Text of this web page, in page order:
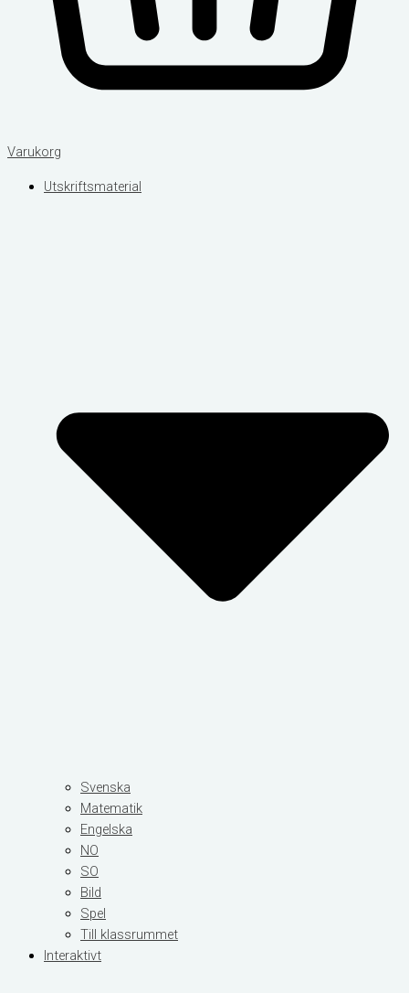
Varukorg
Utskriftsmaterial
Svenska
Matematik
Engelska
NO
SO
Bild
Spel
Till klassrummet
Interaktivt